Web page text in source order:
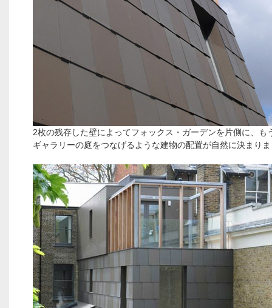
2枚の残存した壁によってフォックス・ガーデンを片側に、も
ギャラリーの庭をつなげるような建物の配置が自然に決まり